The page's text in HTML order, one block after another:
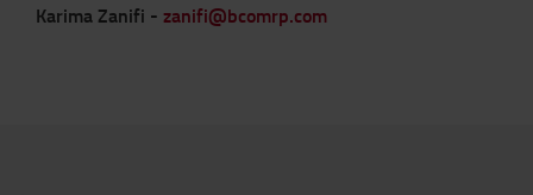
Karima Zanifi - zanifi@bcomrp.com